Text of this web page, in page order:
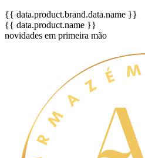
{{ data.product.brand.data.name }}
{{ data.product.name }}
novidades em primeira mão